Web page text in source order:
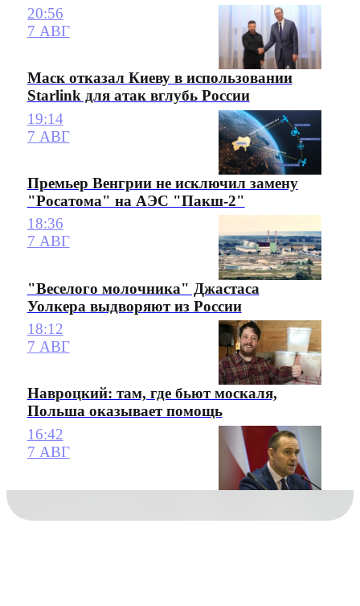
20:56
7 АВГ
Маск отказал Киеву в использовании
Starlink для атак вглубь России
19:14
7 АВГ
Премьер Венгрии не исключил замену
"Росатома" на АЭС "Пакш-2"
18:36
7 АВГ
"Веселого молочника" Джастаса
Уолкера выдворяют из России
18:12
7 АВГ
Навроцкий: там, где бьют москаля,
Польша оказывает помощь
16:42
7 АВГ